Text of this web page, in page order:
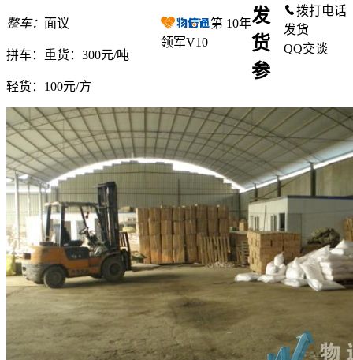
整车： 面议
拼车： 重货：300元/吨
轻货： 100元/方
第 10年
领军V10
拨打电话
发货
QQ交谈
发
货
参